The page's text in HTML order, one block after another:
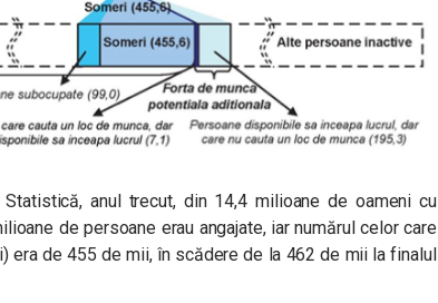
anul trecut, din 14,4 milioane de oameni cu
de persoane erau angajate, iar numărul celor care
era de 455 de mii, în scădere de la 462 de mii la finalul